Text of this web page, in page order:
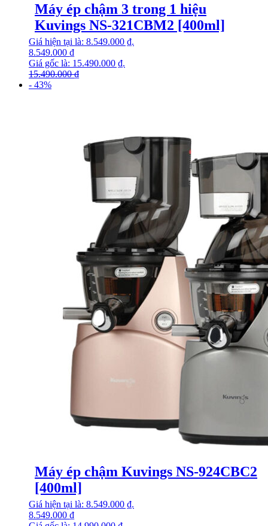
Máy ép chậm 3 trong 1 hiệu
Kuvings NS-321CBM2 [400ml]
15.490.000₫
Giá gốc là: 15.490.000 ₫.
8.549.000 ₫
Giá hiện tại là: 8.549.000 ₫.
- 43%
Máy ép chậm Kuvings NS-924CBC2
[400ml]
8.549.000 ₫
Giá hiện tại là: 8.549.000 ₫.